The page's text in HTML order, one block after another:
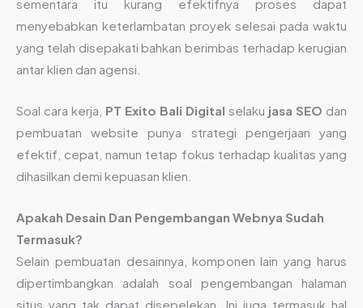
sementara itu kurang efektifnya proses dapat
menyebabkan keterlambatan proyek selesai pada waktu
yang telah disepakati bahkan berimbas terhadap kerugian
antar klien dan agensi.
Soal cara kerja, PT Exito Bali Digital selaku jasa SEO dan
pembuatan website punya strategi pengerjaan yang
efektif, cepat, namun tetap fokus terhadap kualitas yang
dihasilkan demi kepuasan klien.
Apakah Desain Dan Pengembangan Webnya Sudah
Termasuk?
Selain pembuatan desainnya, komponen lain yang harus
dipertimbangkan adalah soal pengembangan halaman
situs yang tak dapat disepelekan. Ini juga termasuk hal